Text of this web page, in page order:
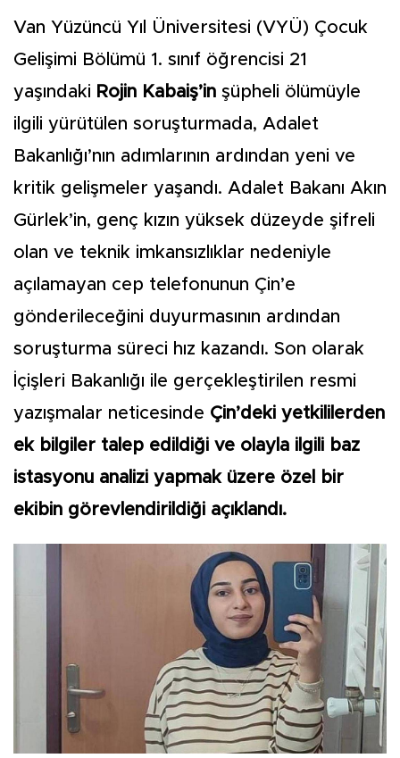
Van Yüzüncü Yıl Üniversitesi (VYÜ) Çocuk
Gelişimi Bölümü 1. sınıf öğrencisi 21
yaşındaki Rojin Kabaiş’in şüpheli ölümüyle
ilgili yürütülen soruşturmada, Adalet
Bakanlığı’nın adımlarının ardından yeni ve
kritik gelişmeler yaşandı. Adalet Bakanı Akın
Gürlek’in, genç kızın yüksek düzeyde şifreli
olan ve teknik imkansızlıklar nedeniyle
açılamayan cep telefonunun Çin’e
gönderileceğini duyurmasının ardından
soruşturma süreci hız kazandı. Son olarak
İçişleri Bakanlığı ile gerçekleştirilen resmi
yazışmalar neticesinde Çin’deki yetkililerden
ek bilgiler talep edildiği ve olayla ilgili baz
istasyonu analizi yapmak üzere özel bir
ekibin görevlendirildiği açıklandı.